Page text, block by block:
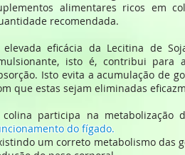
alimentares ricos em
recomendada.
elevada eficácia da Lecitina de
isto é, contribui para
Isto evita a acumulação de
que estas sejam eliminadas
colina participa na metabolização
do fígado.
um correto metabolismo das